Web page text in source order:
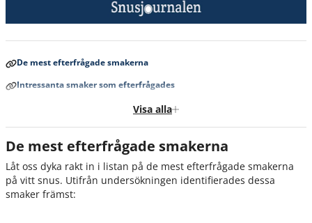
De mest efterfrågade smakerna
Intressanta smaker som efterfrågades
Varför är vissa smaker ständigt efterfrågade?
En familjär smak mot en mer distinkt smak
Varför är bittra smaker så komplexa?
Sammanfattning
Källor
Visa alla
De mest efterfrågade smakerna
Låt oss dyka rakt in i listan på de mest efterfrågade smakerna
på vitt snus. Utifrån undersökningen identifierades dessa
smaker främst: